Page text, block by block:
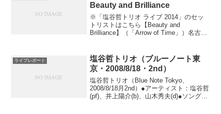
Beauty and Brilliance
※「塩谷哲トリオ ライブ 2014」のセッ
トリストはこちら【Beauty and
Brilliance】（「Arrow of Time」）名古屋
くて、ソルトさん「あ...
ライブレポート
塩谷哲トリオ（ブルーノート東
京・2008/8/18・2nd）
塩谷哲トリオ（Blue Note Tokyo、
2008/8/18月2nd）●アーティスト：塩谷哲
(pf)、井上陽介(b)、山木秀夫(d)●ソングリ